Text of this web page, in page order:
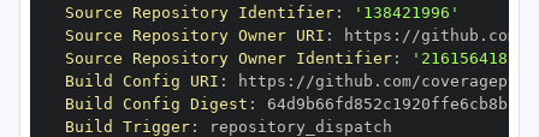
Source Repository Identifier:
'138421996'
Source Repository Owner URI : https :
Source Repository Owner Identifier:
'216156418'
Build Config URI : https :
Build Config Digest :
Build Trigger: